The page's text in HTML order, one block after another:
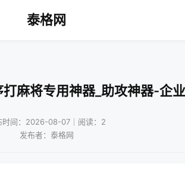
泰格网
麻将专用神器_助攻神器-企
时间：2026-08-07｜阅读：2
发布者：泰格网